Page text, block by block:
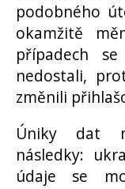
podobného
okamžitě
případech
nedostali,
změnili
Úniky dat
následky:
údaje se